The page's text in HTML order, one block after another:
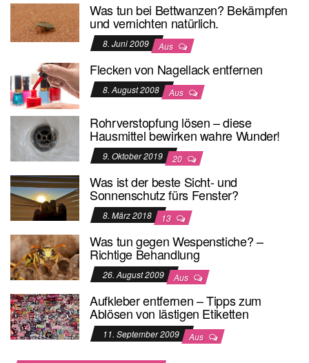
Was tun bei Bettwanzen? Bekämpfen
und vernichten natürlich.
8. Juni 2009 Aus
Flecken von Nagellack entfernen
8. August 2008 Aus
Rohrverstopfung lösen – diese
Hausmittel bewirken wahre Wunder!
9. Oktober 2019 20
Was ist der beste Sicht- und
Sonnenschutz fürs Fenster?
8. März 2018 13
Was tun gegen Wespenstiche? –
Richtige Behandlung
26. August 2009 Aus
Aufkleber entfernen – Tipps zum
Ablösen von lästigen Etiketten
11. September 2009 Aus